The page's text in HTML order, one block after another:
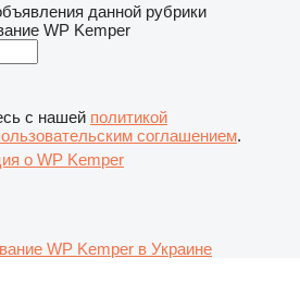
данной рубрики
WP Kemper
с нашей политикой
соглашением.
о WP Kemper
WP Kemper в Украине